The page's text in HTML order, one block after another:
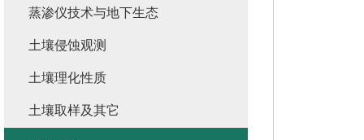
蒸渗仪技术与地下生态
土壤侵蚀观测
土壤理化性质
土壤取样及其它